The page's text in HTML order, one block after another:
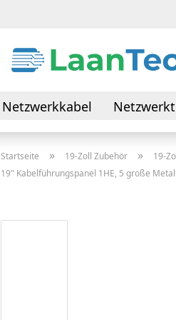
Netzwerkkabel
Daten- & Verbindungskabel
Startseite » 19-Zoll Zubehör » 19-
19" Kabelführungspanel 1HE, 5 große